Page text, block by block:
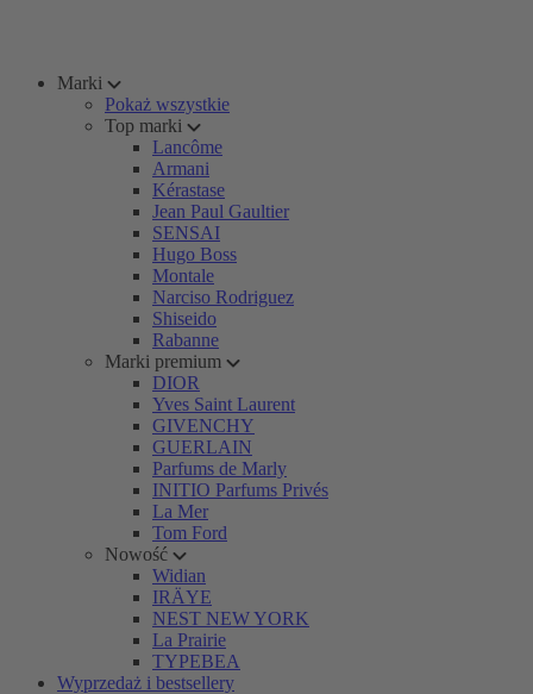
Marki
Pokaż wszystkie
Top marki
Lancôme
Armani
Kérastase
Jean Paul Gaultier
SENSAI
Hugo Boss
Montale
Narciso Rodriguez
Shiseido
Rabanne
Marki premium
DIOR
Yves Saint Laurent
GIVENCHY
GUERLAIN
Parfums de Marly
INITIO Parfums Privés
La Mer
Tom Ford
Nowość
Widian
IRÄYE
NEST NEW YORK
La Prairie
TYPEBEA
Wyprzedaż i bestsellery